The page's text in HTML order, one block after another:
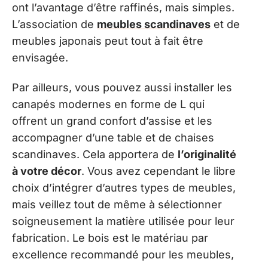
ont l’avantage d’être raffinés, mais simples.
L’association de meubles scandinaves et de
meubles japonais peut tout à fait être
envisagée.
Par ailleurs, vous pouvez aussi installer les
canapés modernes en forme de L qui
offrent un grand confort d’assise et les
accompagner d’une table et de chaises
scandinaves. Cela apportera de l’originalité
à votre décor. Vous avez cependant le libre
choix d’intégrer d’autres types de meubles,
mais veillez tout de même à sélectionner
soigneusement la matière utilisée pour leur
fabrication. Le bois est le matériau par
excellence recommandé pour les meubles,